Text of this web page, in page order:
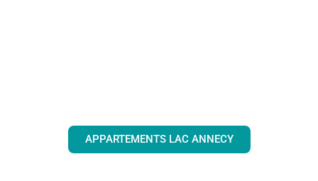
APPARTEMENTS LAC ANNECY